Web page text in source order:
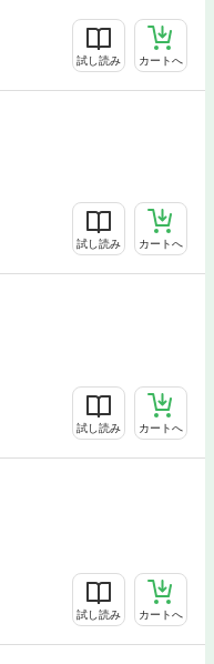
試し読み カートへ
試し読み カートへ
試し読み カートへ
試し読み カートへ